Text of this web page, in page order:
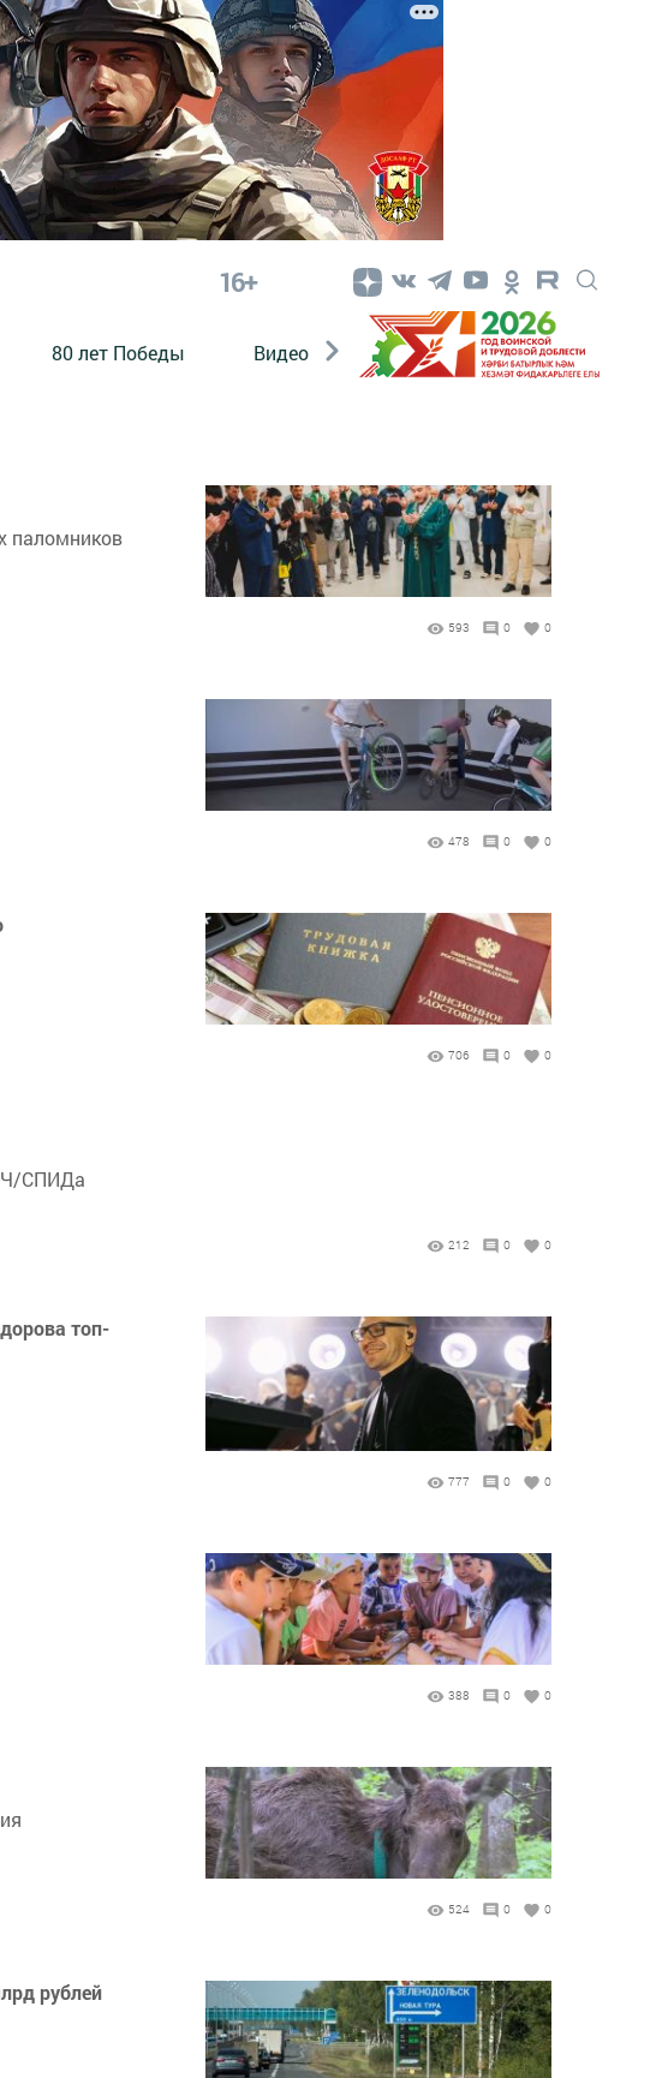
16+
80 лет Победы Видео Конкурсы ЭтноДети
паломников
593 0 0
478 0 0
706 0 0
СПИДа
212 0 0
топ-
777 0 0
388 0 0
524 0 0
рублей